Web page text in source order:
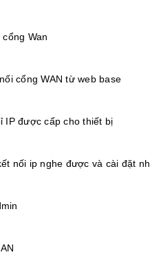
Wan
cổng WAN từ web base
IP được cấp cho thiết bị
nối ip nghe được và cài đặt